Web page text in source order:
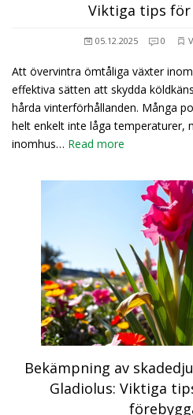
Viktiga tips
05.12.2025 0
Att övervintra ömtåliga växter
effektiva sätten att skydda
hårda vinterförhållanden. Många
helt enkelt inte låga temperaturer,
inomhus… Read more
Bekämpning av
Gladiolus: Viktiga